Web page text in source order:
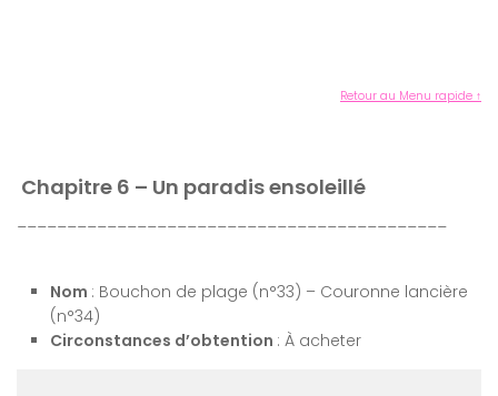
Retour au Menu rapide ↑
Chapitre 6 – Un paradis ensoleillé
Nom : Bouchon de plage (n°33) – Couronne lancière
(n°34)
Circonstances d’obtention : À acheter